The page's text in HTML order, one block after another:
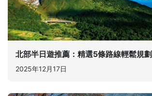
北部半日遊推薦：精選5條路線輕鬆規
2025年12月17日